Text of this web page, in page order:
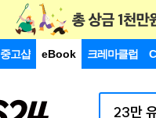
중고샵 eBook 크레마클럽